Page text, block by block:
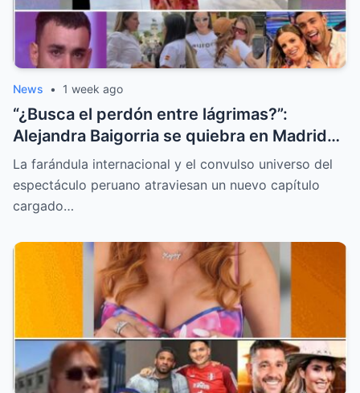
News • 1 week ago
“¿Busca el perdón entre lágrimas?”:
Alejandra Baigorria se quiebra en Madrid
tras el sorpresivo reencuentro con Said
Palao
La farándula internacional y el convulso universo del
espectáculo peruano atraviesan un nuevo capítulo
cargado…